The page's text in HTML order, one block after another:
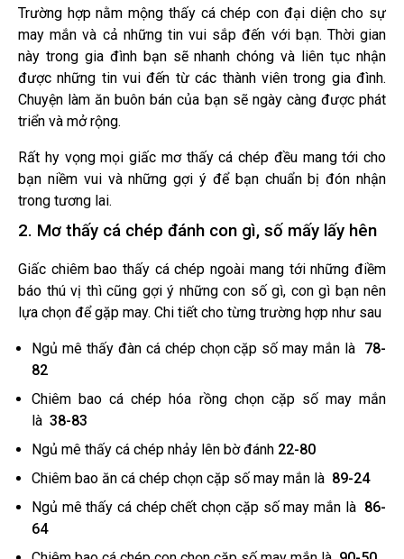
Trường hợp nằm mộng thấy cá chép con đại diện cho sự
may mắn và cả những tin vui sắp đến với bạn. Thời gian
này trong gia đình bạn sẽ nhanh chóng và liên tục nhận
được những tin vui đến từ các thành viên trong gia đình.
Chuyện làm ăn buôn bán của bạn sẽ ngày càng được phát
triển và mở rộng.
Rất hy vọng mọi giấc mơ thấy cá chép đều mang tới cho
bạn niềm vui và những gợi ý để bạn chuẩn bị đón nhận
trong tương lai.
2. Mơ thấy cá chép đánh con gì, số mấy lấy hên
Giấc chiêm bao thấy cá chép ngoài mang tới những điềm
báo thú vị thì cũng gợi ý những con số gì, con gì bạn nên
lựa chọn để gặp may. Chi tiết cho từng trường hợp như sau
Ngủ mê thấy đàn cá chép chọn cặp số may mắn là 78-
82
Chiêm baocá chép hóa rồng chọn cặp số may mắn
là 38-83
Ngủ mê thấy cá chép nhảy lên bờ đánh 22-80
Chiêm bao ăn cá chép chọn cặp số may mắn là 89-24
Ngủ mê thấycá chép chết chọn cặp số may mắn là 86-
64